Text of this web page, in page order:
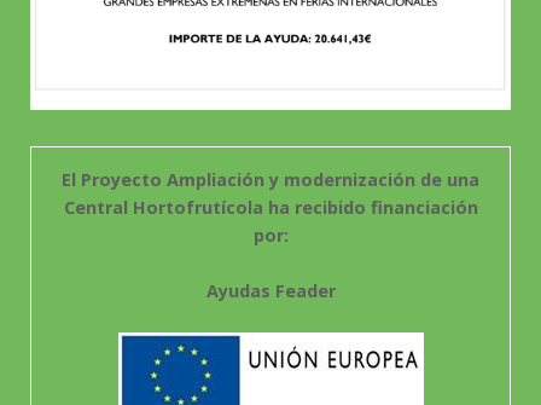
El Proyecto Ampliación y modernización de una
Central Hortofrutícola ha recibido financiación
por:
Ayudas Feader